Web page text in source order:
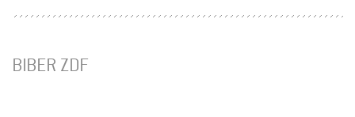
BIBER ZDF